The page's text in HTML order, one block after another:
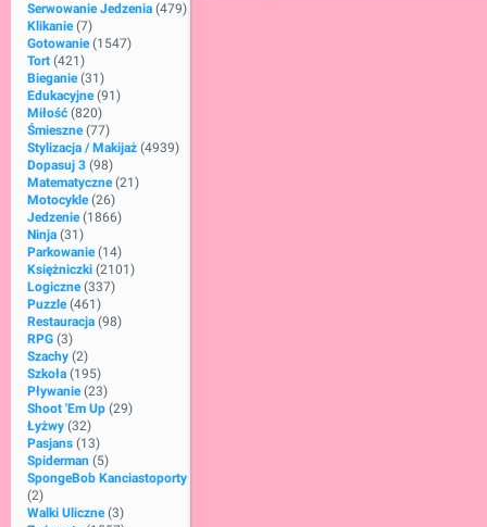
Serwowanie Jedzenia (479)
Klikanie (7)
Gotowanie (1547)
Tort (421)
Bieganie (31)
Edukacyjne (91)
Miłość (820)
Śmieszne (77)
Stylizacja / Makijaż (4939)
Dopasuj 3 (98)
Matematyczne (21)
Motocykle (26)
Jedzenie (1866)
Ninja (31)
Parkowanie (14)
Księżniczki (2101)
Logiczne (337)
Puzzle (461)
Restauracja (98)
RPG (3)
Szachy (2)
Szkoła (195)
Pływanie (23)
Shoot 'Em Up (29)
Łyżwy (32)
Pasjans (13)
Spiderman (5)
SpongeBob Kanciastoporty
(2)
Walki Uliczne (3)